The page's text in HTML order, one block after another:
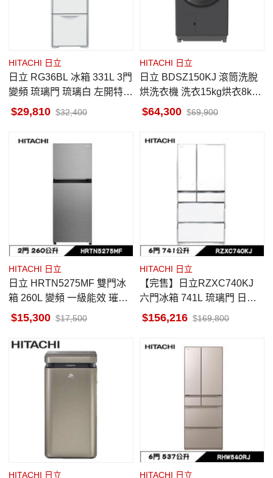
HITACHI 日立
日立 RG36BL 冰箱 331L 3門
變頻 琉璃門 琉璃白 左開特仕
版29,810 32,400
HITACHI 日立
日立 BDSZ150KJ 滾筒洗脫
烘洗衣機 洗衣15kg烘衣8kg
左開 日製 變頻 熱泵 曜墨灰
64,300 69,900
HITACHI 日立
日立 HRTN5275MF 雙門冰
箱 260L 變頻 一級能效 璀璨
銀 上冷凍
15,300 17,500
HITACHI 日立
【完售】日立RZXC740KJ
六門冰箱 741L 琉璃門 日製
琉璃白 一級省電 觸控式自動
156,216 169,800
HITACHI 日立 HITACHI 日立